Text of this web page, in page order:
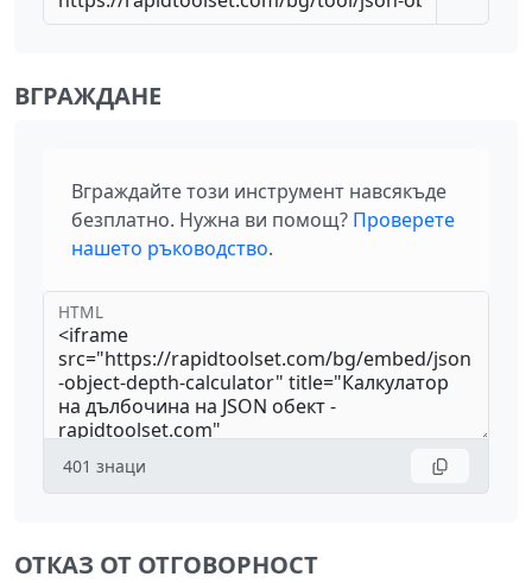
ВГРАЖДАНЕ
Вграждайте този инструмент навсякъде
безплатно. Нужна ви помощ? Проверете
нашето ръководство.
HTML
401 знаци
ОТКАЗ ОТ ОТГОВОРНОСТ